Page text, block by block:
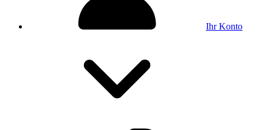
Ihr Konto